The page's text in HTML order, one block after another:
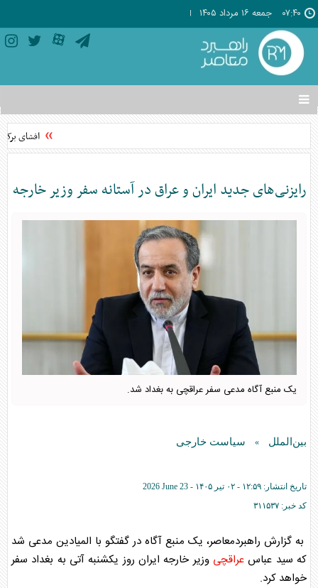
۰۷:۴۰ جمعه ۱۶ مرداد ۱۴۰۵
تغییر
وضعیت
منوی
ها
افشای
رایزنی‌های جدید ایران و عراق در آستانه سفر وزیر خارجه
یک منبع آگاه مدعی سفر عراقچی به بغداد شد.
بین‌الملل » سیاست خارجی
تاریخ انتشار: ۱۲:۵۹ - ۰۲ تير ۱۴۰۵ -
2026 June 23
کد خبر: ۳۱۱۵۳۷
به گزارش راهبردمعاصر، یک منبع آگاه در گفتگو با المیادین مدعی شد
که سید عباس عراقچی وزیر خارجه ایران روز یکشنبه آتی به بغداد سفر
خواهد کرد.